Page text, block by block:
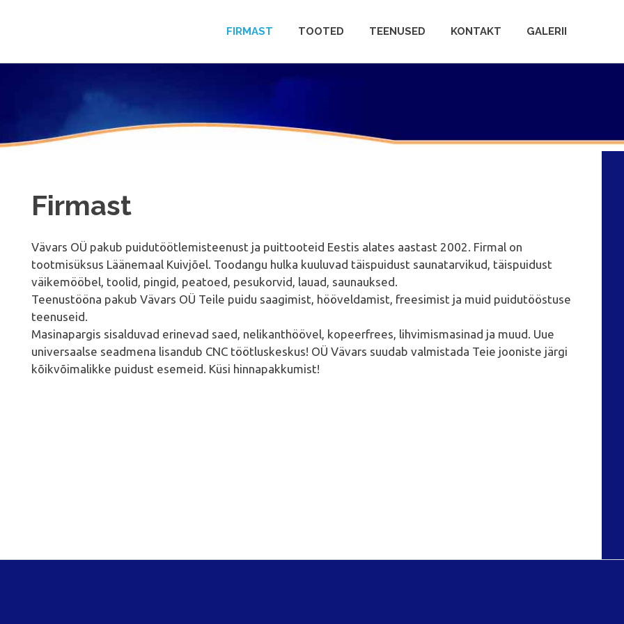
FIRMAST TOOTED TEENUSED KONTAKT GALERII
Firmast
Vävars OÜ pakub puidutöötlemisteenust ja puittooteid Eestis alates aastast 2002. Firmal on
tootmisüksus Läänemaal Kuivjõel. Toodangu hulka kuuluvad täispuidust saunatarvikud, täispuidust
väikemööbel, toolid, pingid, peatoed, pesukorvid, lauad, saunauksed.
Teenustööna pakub Vävars OÜ Teile puidu saagimist, hööveldamist, freesimist ja muid puidutööstuse
teenuseid.
Masinapargis sisalduvad erinevad saed, nelikanthöövel, kopeerfrees, lihvimismasinad ja muud. Uue
universaalse seadmena lisandub CNC töötluskeskus! OÜ Vävars suudab valmistada Teie jooniste järgi
kõikvõimalikke puidust esemeid. Küsi hinnapakkumist!